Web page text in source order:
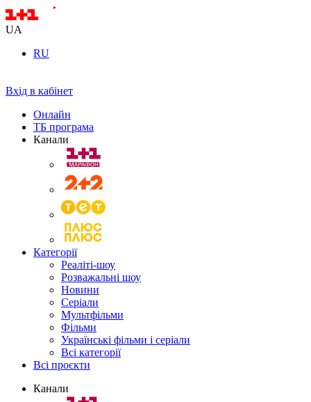
UA
RU
Вхід в кабінет
Онлайн
ТБ програма
Канали
Категорії
Реаліті-шоу
Розважальні шоу
Новини
Серіали
Мультфільми
Фільми
Українські фільми і серіали
Всі категорії
Всі проєкти
Канали